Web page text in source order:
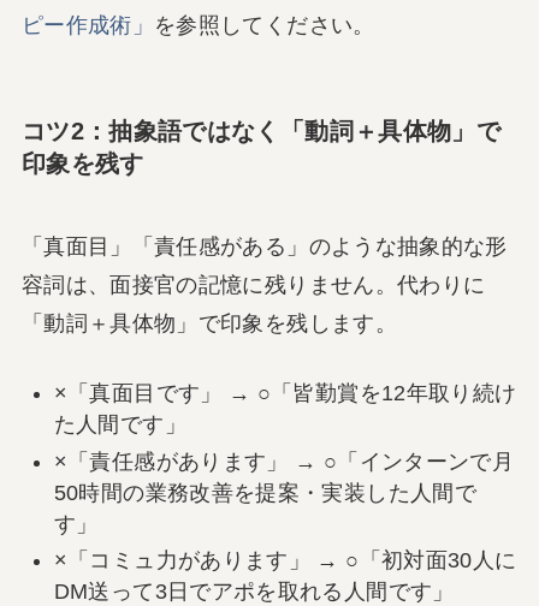
ピー作成術」 を参照してください。
コツ2：抽象語ではなく「動詞＋具体物」で
印象を残す
「真面目」「責任感がある」のような抽象的な形
容詞は、面接官の記憶に残りません。代わりに
「動詞＋具体物」で印象を残します。
×「真面目です」 → ○「皆勤賞を12年取り続け
た人間です」
×「責任感があります」 → ○「インターンで月
50時間の業務改善を提案・実装した人間で
す」
×「コミュ力があります」 → ○「初対面30人に
DM送って3日でアポを取れる人間です」